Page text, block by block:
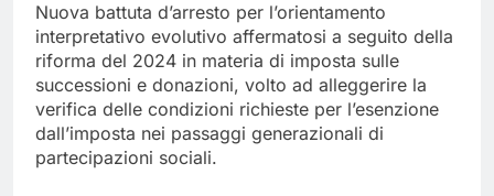
Nuova battuta d’arresto per l’orientamento
interpretativo evolutivo affermatosi a seguito della
riforma del 2024 in materia di imposta sulle
successioni e donazioni, volto ad alleggerire la
verifica delle condizioni richieste per l’esenzione
dall’imposta nei passaggi generazionali di
partecipazioni sociali.